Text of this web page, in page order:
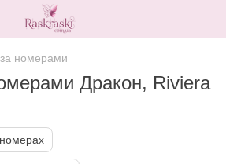
номерами
Дракон, Riviera